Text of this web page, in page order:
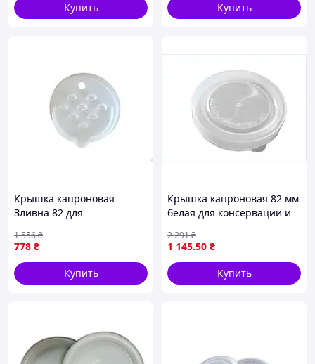
Купить
Купить
Крышка капроновая
Зливна 82 для
упаковок 60 штук в
упаковке ТМ ГЕМОПЛАСТ
778 ₴
1 556₴
Купить
Крышка капроновая 82 мм
белая для консервации и
упаковка 500 штук ТМ
Западная
1 145.50 ₴
2 291₴
Купить